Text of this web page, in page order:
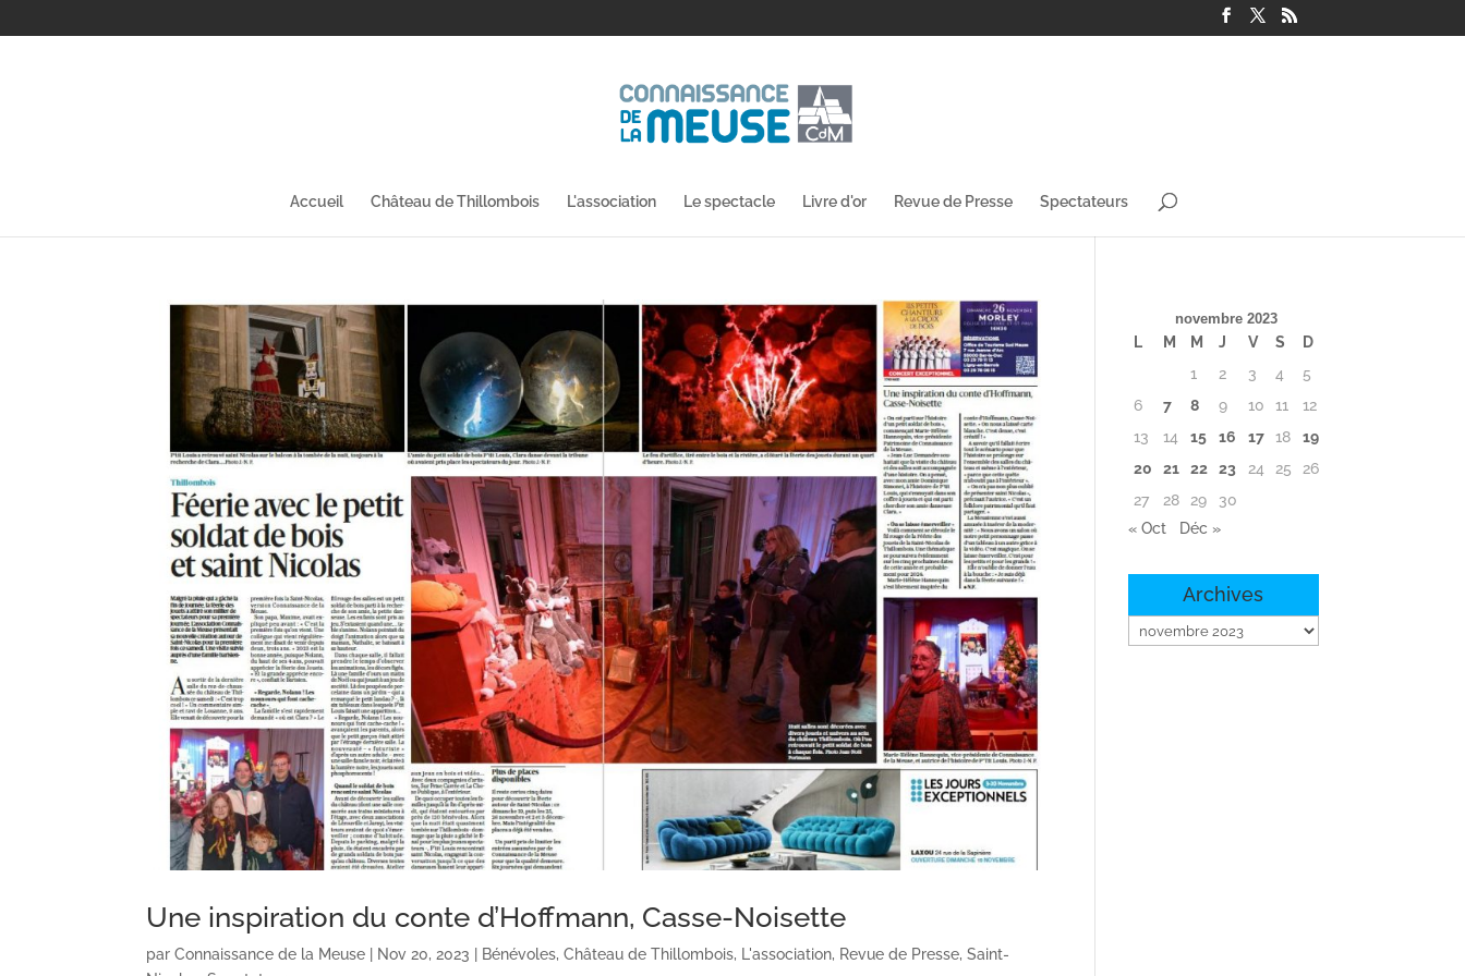
Accueil Château de Thillombois L'association Le spectacle Livre d'or Revue de Presse Spectateurs
Une inspiration du conte d’Hoffmann, Casse-Noisette
parConnaissance de la Meuse Nov 20, 2023 Bénévoles,Château de Thillombois, L'association, Revue de Presse,Saint-
novembre 2023
L M M J V S
D
1
2 3 4
5
6
7 8 9 10 11
12
13
14 15 16 17 18
19
20
21 22 23 24 25
26
27
28 29
30
« Oct
Déc »
Archives
Archives